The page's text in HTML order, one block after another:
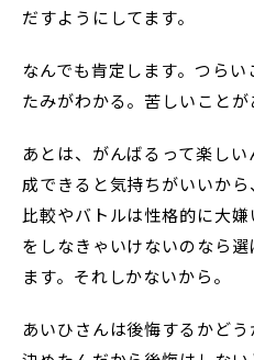
だすようにしてます。
なんでも肯定します。つら
たみがわかる。苦しいことが
あとは、がんばるって楽し
成できると気持ちがいいから
比較やバトルは性格的に大
をしなきゃいけないのなら
ます。それしかないから。
あいひさんは後悔するかど